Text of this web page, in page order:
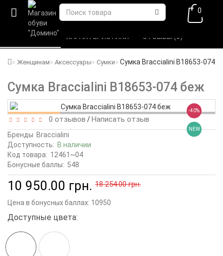
0
Женщинам Аксессуары Сумки Сумка Braccialini B18653-074
Сумка Braccialini B18653-074 беж
ВСЕ О ТОВАРЕ ХАРАКТЕРИСТИКИ ОТЗЫВЫ (0)
-40%
NEW
0 отзывов /Написать отзыв
Бренды Braccialini
Доступность: В наличии
Код товара: 12461~04
Бонусные баллы: 548
10 950.00 грн. 18 254.00 грн.
Цена в бонусных баллах: 10950
Доступные цвета: